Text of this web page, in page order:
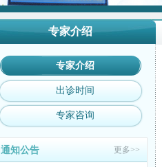
专家介绍
专家介绍
出诊时间
专家咨询
更多>>
通知公告
SPF动物房高压灭菌设备采购公告
安徽中医药大学神经病学研究所附...
安徽中医药大学神经病学研究所附...
安徽中医药大学神经病学研究所附...
安徽中医药大学神经病学研究所附...
神经病学研究所2022硕士研究生复...
2022年神经病学研究所硕士研究生...
安徽中医药大学神经病学研究所附...